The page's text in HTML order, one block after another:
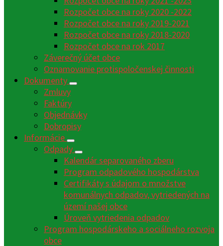
Rozpočet obce na roky 2020 -2022
Rozpočet obce na roky 2019-2021
Rozpočet obce na roky 2018-2020
Rozpočet obce na rok 2017
Záverečný účet obce
Oznamovanie protispoločenskej činnosti
Dokumenty
Zmluvy
Faktúry
Objednávky
Dobropisy
Informácie
Odpady
Kalendár separovaného zberu
Program odpadového hospodárstva
Certifikáty s údajom o množstve
komunálnych odpadov, vytriedených na
území našej obce
Úroveň vytriedenia odpadov
Program hospodárskeho a sociálneho rozvoja
obce